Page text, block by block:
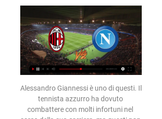
Alessandro Giannessi è uno di questi. Il tennista azzurro ha dovuto combattere con molti infortuni nel corso della sua carriera, ma questi non gli hanno impedito di raggiugnere la top 100, per la.

NUMERICA - divisione commerciale di Editoriale Bresciana SpA via Solferino, 22 - 25122 Brescia Tel. +39.030.37401 - Fax +39.030.3772300. Orario nei giorni feriali: 9.00 - 12.30; 14.30 - 19.00

Milan vs Lecce ore 20:45 [disponibile anche in 4K HDR per i clienti Sky Q] Satellite e Fibra: diretta esclusiva su Sky Sport Uno HD (canale 201), Sky Sport Serie A HD (canale 202) e Sky Sport 251 Digitale Terrestre: diretta esclusiva su Sky Sport Uno (in SD can. 482, in HD can. 472) e Sky Sport Serie A (in SD can. 483, in HD can. 473)

Milan-Napoli streaming e diretta tv: ecco dove vederla 15 ore fa — Diretta tv e streaming Milan-Napoli. Partita: Milan-Napoli. Data: domenica 11 febbraio 2024. Dove: Stadio Giuseppe Meazza (Milano). Orario: 20 ...

Milan Napoli dirett | Luma Learning Center Newsletters Post 12 ore fa — Diretta Milan-Napoli ore 20:45: dove vederla in tv, in streaming e formazioni ufficiali · Milan ospita sul prato di San Siro il · Napoli campione ...

Spal-Milan Tabellino Highlights pareggio al 94′ grazie ad un’autorete di Vicari. Bruttissimo Milan nel primo tempo, meglio i rossoneri nella ripresa che riescono a pareggiare un match che sembrava ormai perso, sfortunata la Spal che con un a vittoria potevano ancora sperare nella salvezza.

Olympiakos-Wolverhampton oggi in tv e streaming: orario e su che canale vederla in diretta. by Alessandro Amoruso . Georgios Karaiskakis Stadiu, foto Mark Freeman CC BY 2.0. Il programma dell’incontro tra Olympiakos-Wolverhampton, valevole l’andata …

Formato. Partecipano alla fase a eliminazione diretta i 16 club che si sono classificati al primo o al secondo posto nei rispettivi gruppi della fase a gironi della UEFA Champions League.. Ogni turno della fase a eliminazione diretta, eccetto la finale, viene disputato in gara doppia (andata e ritorno), in modo che ogni squadra possa giocare una gara in casa.

Lecce-Milan si giocherà lunedì alle 19:30 allo stadio “Via del Mare” di Lecce. Sarà visibile in diretta TV su Sky Sport Serie A (canale 202). La telecronaca sarà affidata a Marinozzi e Orsi. La stessa trasmissione sarà disponibile anche in diretta streaming tramite Sky Go, il …

16 hours ago · Le probabili formazioni di Lecce-Brescia, match della trentacinquesima giornata di Serie A 2019/2020. Fischio d’inizio alle 21:45 di mercoledì 22 luglio nella cornice dello Stadio Via del Mare. La partita sarà trasmessa in diretta esclusiva su Sky Sport e in streaming su Sky Go.

Si può usare il nostro modulo per contattarci. CONCERTO.it è la piattaforma eLearning dedicata agli Ordini dei commercialisti e ai loro iscritti, accreditata dal Consiglio Nazionale DCEC per l’erogazione della Formazione Professionale Continua.

Europa League, Bayer Leverkusen-Porto pronostico 20 febbraio: analisi, quote, statistiche e probabili formazioni dei 16esimi Bayer Leverkusen-Porto pronostico 20 febbraio: analisi, quote, statistiche e probabili formazioni dell’andata dei 16esimi di finale di Europa League. Bayer Leverkusen-Porto pronostico 20 febbraio: il cammino Il Bayer Leverkusen sfida il Porto nell’andata dei 16esimi.

Internazionale - Live Soccer TV - Elenchi programmi TV calcistici, Live stream ufficiali, Risultati delle partite in diretta, Partite, Classifiche, Risultati, Notizie, Pub e highlights video

FINLANDIA (g.t.) – Il Vammalan Lentopallo, dopo essere stato in svantaggio 3-2 nella serie, completa la rimonta e si aggiudica lo scudetto vincendo in trasferata la decisiva gara 7. Finale: Gara 7 (28 aprile) Hurrikaani Loimaa – Vammalan Lentopallo 2-3 (21-25, 22-25, 25-20, 25-23, 10-15) Serie: 3-4 Top Scorer: Petrusevics 23, Jimmy Hernandez 20, Moilanen …

Pronostico e statistiche dell'incontro di calcio Academica Coimbra - SL Benfica B di Portogallo Segunda Liga del 01/09/2018. Disponibili anche tutti i pronostici …

GETAFE-REAL MADRID IN DIRETTA STREAMING TV. La partita di oggi pomeriggio delle ore 16:00 fra il Getafe e il Real Madrid, sarà visibile in diretta tv solo ed esclusivamente su DAZN. La piattaforma digitale si è infatti assicurata per la stagione 2019-2020 i diritti in esclusiva della Liga.

Pronostici calcio - Russian Football National League - Vedi il pronostico della partita Krasnodar Ii vs Yenisey Krasnoyarsk del 2019-11-13 13:00:00, consulta i precedenti e le statistiche rilevanti per realizzare previsioni vincenti.

La Primera División 2016-2017 è stata l'88ª edizione del massimo torneo calcistico argentino.La competizione è iniziata il 26 agosto 2016 e si è conclusa il 27 giugno 2017 con la vittoria del Boca Juniors.Gli Xeneizes di Buenos Aires si sono così aggiudicati il loro 32º titolo nazionale (dall'inizio dell'era professionistica del calcio argentino).

I Radiodervish compiono 20 anni, concerto in diretta su Radio3 Rai Domenica 30 dicembre il gruppo di Nabil Salameh e Michele Lobaccaro sarà ospite della trasmissione «Zazà» su Radio 3, con un.

Scopri dove puoi vedere il Film Jumanji - Benvenuti nella Giungla in streaming legale. Per ogni piattaforma di streaming troverai la disponibilità in abbonamento, noleggio, acquisto e prezzi per.

Wiliete SC Recreativo Da Caala in diretta: scopri i risultati della partita Wiliete SC Recreativo Da Caala live e segui i tabellini in diretta Wiliete SC Recreativo Da Caala grazie al nostro livescore. Partita di Girabola giocata il 13/03/20 23:00

Segui la diretta live di RB Leipzig - Paris Saint Germain su Yahoo Eurosport. Scopri le formazioni, i commenti sulla partita e tutte le ultime notizie su RB Leipzig - Paris Saint Germain.

Rojadirecta - Come vedere gratis le partite in diretta live online. Rojadirecta; Streaming calcio Milan-Genoa rojadirecta streaming gratis: partita a porte chiuse diretta tv live online . 5 Marzo 2020. Alla fine si gioca. A porte chiuse, ma si gioca. Il campionato riparte. Chi fallirà.

La definizione Green Team che abbiamo dato al nostro gruppo di lavoro non è solo riferita alle nostre idee, ai nostri ideali, alla nostra impronta televisiva, ma è soprattutto un impegno che ci assumiamo con il nostro pubblico di telespettatori e di surfers di usare tutta la nostra sensibilità e il nostro coraggio per proporre un modello di sviluppo economico e sociale, molto diverso da.

Gil Vicente View events: More info: Sun: 08/03/20: PRL: Gil Vicente 1 - 1 Santa Clara View events: More info: Sun: 05/04/20: PRL: Marítimo PSTP Gil Vicente More info: Fri: 10/04/20: PRL: Gil Vicente 16 : 30

Il live di KFUM Oslo Kongsvinger risultati in diretta (e live video streaming online) in tempo reale, inizia il 18 ago 2020 alle 17:00 UTC in 1st Division, Norway.

Alessandro Giannessi ha passato il primo turno del torneo Challenger di Koblenz in Germania, eliminato Federico Gaio. Ne parlano anche altri media

21:45 Lecce-Sampdoria (Serie A) – Dazn e Dazn1. 22:00 Betis-Villarreal (Liga) – Dazn. Tutte le dirette di calcio da vedere in TV e streaming legalmente e non con Rojadirecta.

Foruden HTH Ligaen 2019/2020 live resultater kan du følge over 100 håndbold turneringer fra mere end 15 forskellige lande omkring i verden på FlashScore.dk. Bare klik på landets navn i vLa Roma non è partita per Siviglia. La Roma aveva in programma il volo charter per Siviglia alle 15.30 di oggi, in vista della partita in programma domani sera. Soltanto ad ora di pranzo, però, dopo una mattinata convulsa, è arrivata la decisione ufficiale: i giallorossi non partiranno alla volta del capoluogo andaluso.

Il calcio d’inizio di Atalanta-Hellas Verona sarà dato oggi, domenica 20 settembre 2015 alle 15:00, allo stadio Atleti Azzurri d’Italia di Bergamo.La partita verrà trasmessa in esclusiva solo sulla tv satellitare con abbonamento a Sky.Sarà il canale Sky calcio 4 Hd a trasmettere in diretta tv l’incontro, mentre ci si potrà avvalere dell’applicazione Sky go per vederla anche in.

Dove vedere Milan-Napoli in tv o diretta streaming: Sky o 20 nov 2019 — La partita tra Milan e Napoli andrà in scena sabato 23 novembre, a partire dalle ore 18:00, presso lo stadio Giuseppe Meazza di San Siro.

Milan-Napoli: dove vedere la partita in tv e diretta streaming 1 ora fa — La partita di Serie A tra Milan ed Napoli sarà visibile in diretta tv e live streaming, in esclusiva, su Amazon Prime Video. Previsto ampio pre ...

Dove vedere Milan Napoli gratis in tv e streaming: il link 18 dic 2021 — La gara Milan-Napoli verrà trasmessa in esclusiva su DAZN, emittente privata a pagamento che trasmette in streaming sul suo sito Internet e ...

Portale calcistico con notizie, voci di mercato, discussioni, valori di mercato, tutto sulla Serie A, sul calcio giovanile, sul calcio internazionale e sul calciomercato

Giornale di brescia. Titolare del trattamento. L’informativa ai sensi dell’articolo 13 del GDPR relativa al trattamento dei dati durante la navigazione sul sito, ai diritti di cui agli articolo da 15 a 22 è presente e consultabile da ogni pagina del sito mediante l’apposito link.. Definizione di cookie

San Diego Loyal - Las Vegas Lights FC | USL Championship: comparazione delle quote Under / Over e statistiche per scommettere sulla partita con bookmaker internazionali. Per offrirti il miglior servizio possibile questo sito utilizza cookie propri e di terze parti.

La pagina principale della competizione consiste in una lista delle squadre partecipanti all'edizione di una stagione (da scegliere nel "menu a tendina").

Dove vedere Milan-Napoli, streaming e diretta TV 12 apr 2023 — Dove vedere Milan Napoli di Champions League del 12 aprile in diretta tv e dove vederla in live streaming gratis con Amazon Prime Video.

Per il pronostico Inter-Getafe bisogna prendere in considerazione il rendimento e gli obiettivi stagionali delle due squadre. La partita, che si giocherà giovedì 12 marzo, ore 21:00, presso lo stadio Giuseppe Meazza di Milano, vedrà affrontarsi due formazioni in una